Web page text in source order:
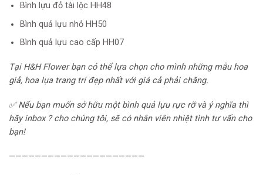
Bình lựu đỏ tài lộc HH48
Bình quả lựu nhỏ HH50
Bình quả lựu cao cấp HH07
Tại H&H Flower bạn có thể lựa chọn cho mình những mẫu hoa
giả, hoa lụa trang trí đẹp nhất với giá cả phải chăng.
✅ Nếu bạn muốn sở hữu một bình quả lựu rực rỡ và ý nghĩa thì
hãy inbox ? cho chúng tôi, sẽ có nhân viên nhiệt tình tư vấn cho
bạn!
—————————————————————